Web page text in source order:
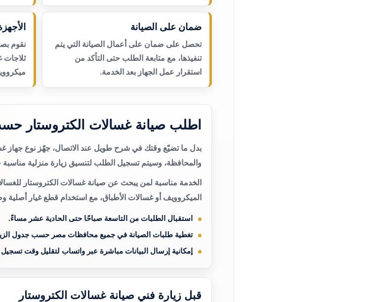
ضمان على الصيانة
تحصل على ضمان على أعمال الصيانة التي يتم
تنفيذها، مع متابعة الطلب حتى التأكد من
استقرار عمل الجهاز بعد الخدمة.
نقوم
ثلاجات
اطلب صيانة غسالات الكتروستار
بدل ما تضيّع وقتك في شرح طويل عند الاتصال، جهّز نوع جهاز
والمحافظة، وسيتم تسجيل الطلب لتنسيق زيارة منزلية مناسبة
الخدمة مناسبة لمن يبحث عن صيانة غسالات الكتروستار
الميكروويف أو غسالات الأطباق، مع استخدام قطع غيار أصلية
استقبال الطلبات من التاسعة صباحًا حتى الحادية عشر مساءً.
تغطية طلبات الصيانة في جميع محافظات مصر حسب جدول
إمكانية إرسال البيانات مباشرة عبر واتساب لتقليل وقت
قبل زيارة فني صيانة غسالات الكتروستار